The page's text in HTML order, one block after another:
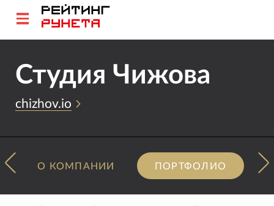
Студия Чижова
chizhov.io
О КОМПАНИИ ПОРТФОЛИО